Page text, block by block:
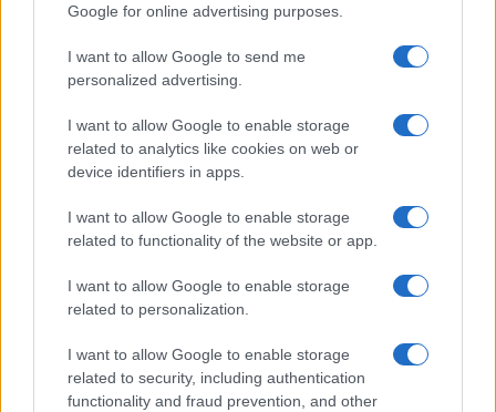
Google for online advertising purposes.
I want to allow Google to send me
personalized advertising.
I want to allow Google to enable storage
related to analytics like cookies on web or
device identifiers in apps.
I want to allow Google to enable storage
related to functionality of the website or app.
I want to allow Google to enable storage
related to personalization.
I want to allow Google to enable storage
related to security, including authentication
functionality and fraud prevention, and other
DEPORTES
Cómo el calor y la humedad afectan el
rendimiento deportivo: análisis científico
En 2019, el 25% de los maratonianos en…